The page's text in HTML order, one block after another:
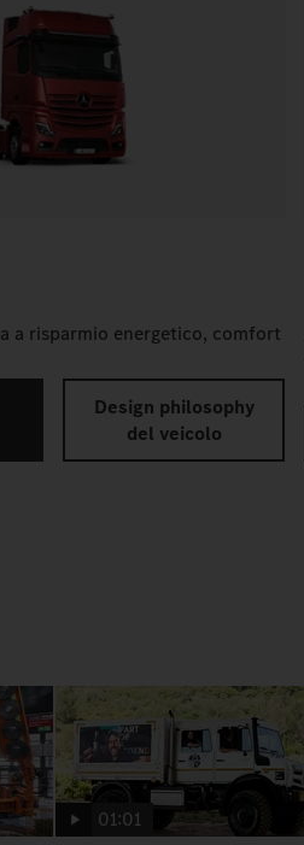
a risparmio energetico, comfort
Design philosophy
del veicolo
01:01